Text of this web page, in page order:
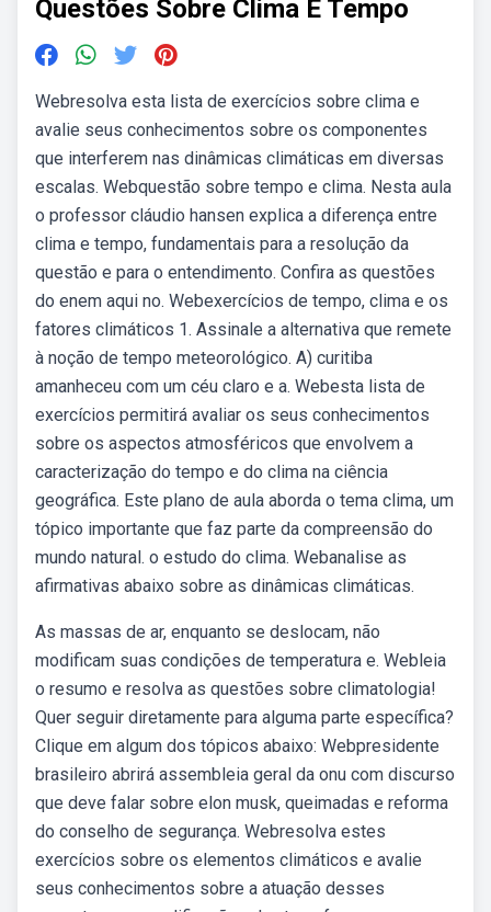
Questões Sobre Clima E Tempo
Webresolva esta lista de exercícios sobre clima e
avalie seus conhecimentos sobre os componentes
que interferem nas dinâmicas climáticas em diversas
escalas. Webquestão sobre tempo e clima. Nesta aula
o professor cláudio hansen explica a diferença entre
clima e tempo, fundamentais para a resolução da
questão e para o entendimento. Confira as questões
do enem aqui no. Webexercícios de tempo, clima e os
fatores climáticos 1. Assinale a alternativa que remete
à noção de tempo meteorológico. A) curitiba
amanheceu com um céu claro e a. Webesta lista de
exercícios permitirá avaliar os seus conhecimentos
sobre os aspectos atmosféricos que envolvem a
caracterização do tempo e do clima na ciência
geográfica. Este plano de aula aborda o tema clima, um
tópico importante que faz parte da compreensão do
mundo natural. o estudo do clima. Webanalise as
afirmativas abaixo sobre as dinâmicas climáticas.
As massas de ar, enquanto se deslocam, não
modificam suas condições de temperatura e. Webleia
o resumo e resolva as questões sobre climatologia!
Quer seguir diretamente para alguma parte específica?
Clique em algum dos tópicos abaixo: Webpresidente
brasileiro abrirá assembleia geral da onu com discurso
que deve falar sobre elon musk, queimadas e reforma
do conselho de segurança. Webresolva estes
exercícios sobre os elementos climáticos e avalie
seus conhecimentos sobre a atuação desses